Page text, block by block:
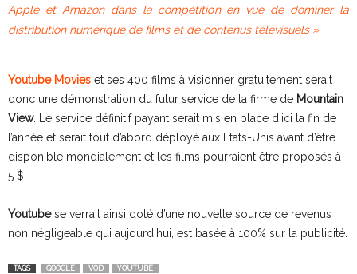
Apple et Amazon dans la compétition en vue de dominer la
distribution numérique de films et de contenus télévisuels ».
Youtube Movies et ses 400 films à visionner gratuitement serait
donc une démonstration du futur service de la firme de Mountain
View. Le service définitif payant serait mis en place d’ici la fin de
l’année et serait tout d’abord déployé aux Etats-Unis avant d’être
disponible mondialement et les films pourraient être proposés à
5 $.
Youtubese verrait ainsi doté d’une nouvelle source de revenus
non négligeable qui aujourd’hui, est basée à 100% sur la publicité.
TAGS GOOGLE VOD YOUTUBE